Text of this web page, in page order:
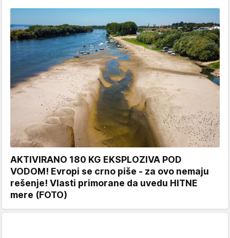
AKTIVIRANO 180 KG EKSPLOZIVA POD
VODOM! Evropi se crno piše - za ovo nemaju
rešenje! Vlasti primorane da uvedu HITNE
mere (FOTO)